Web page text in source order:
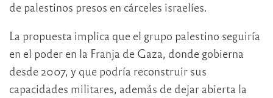
de palestinos presos en cárceles israelíes.
La propuesta implica que el grupo palestino seguiría
en el poder en la Franja de Gaza, donde gobierna
desde 2007, y que podría reconstruir sus
capacidades militares, además de dejar abierta la